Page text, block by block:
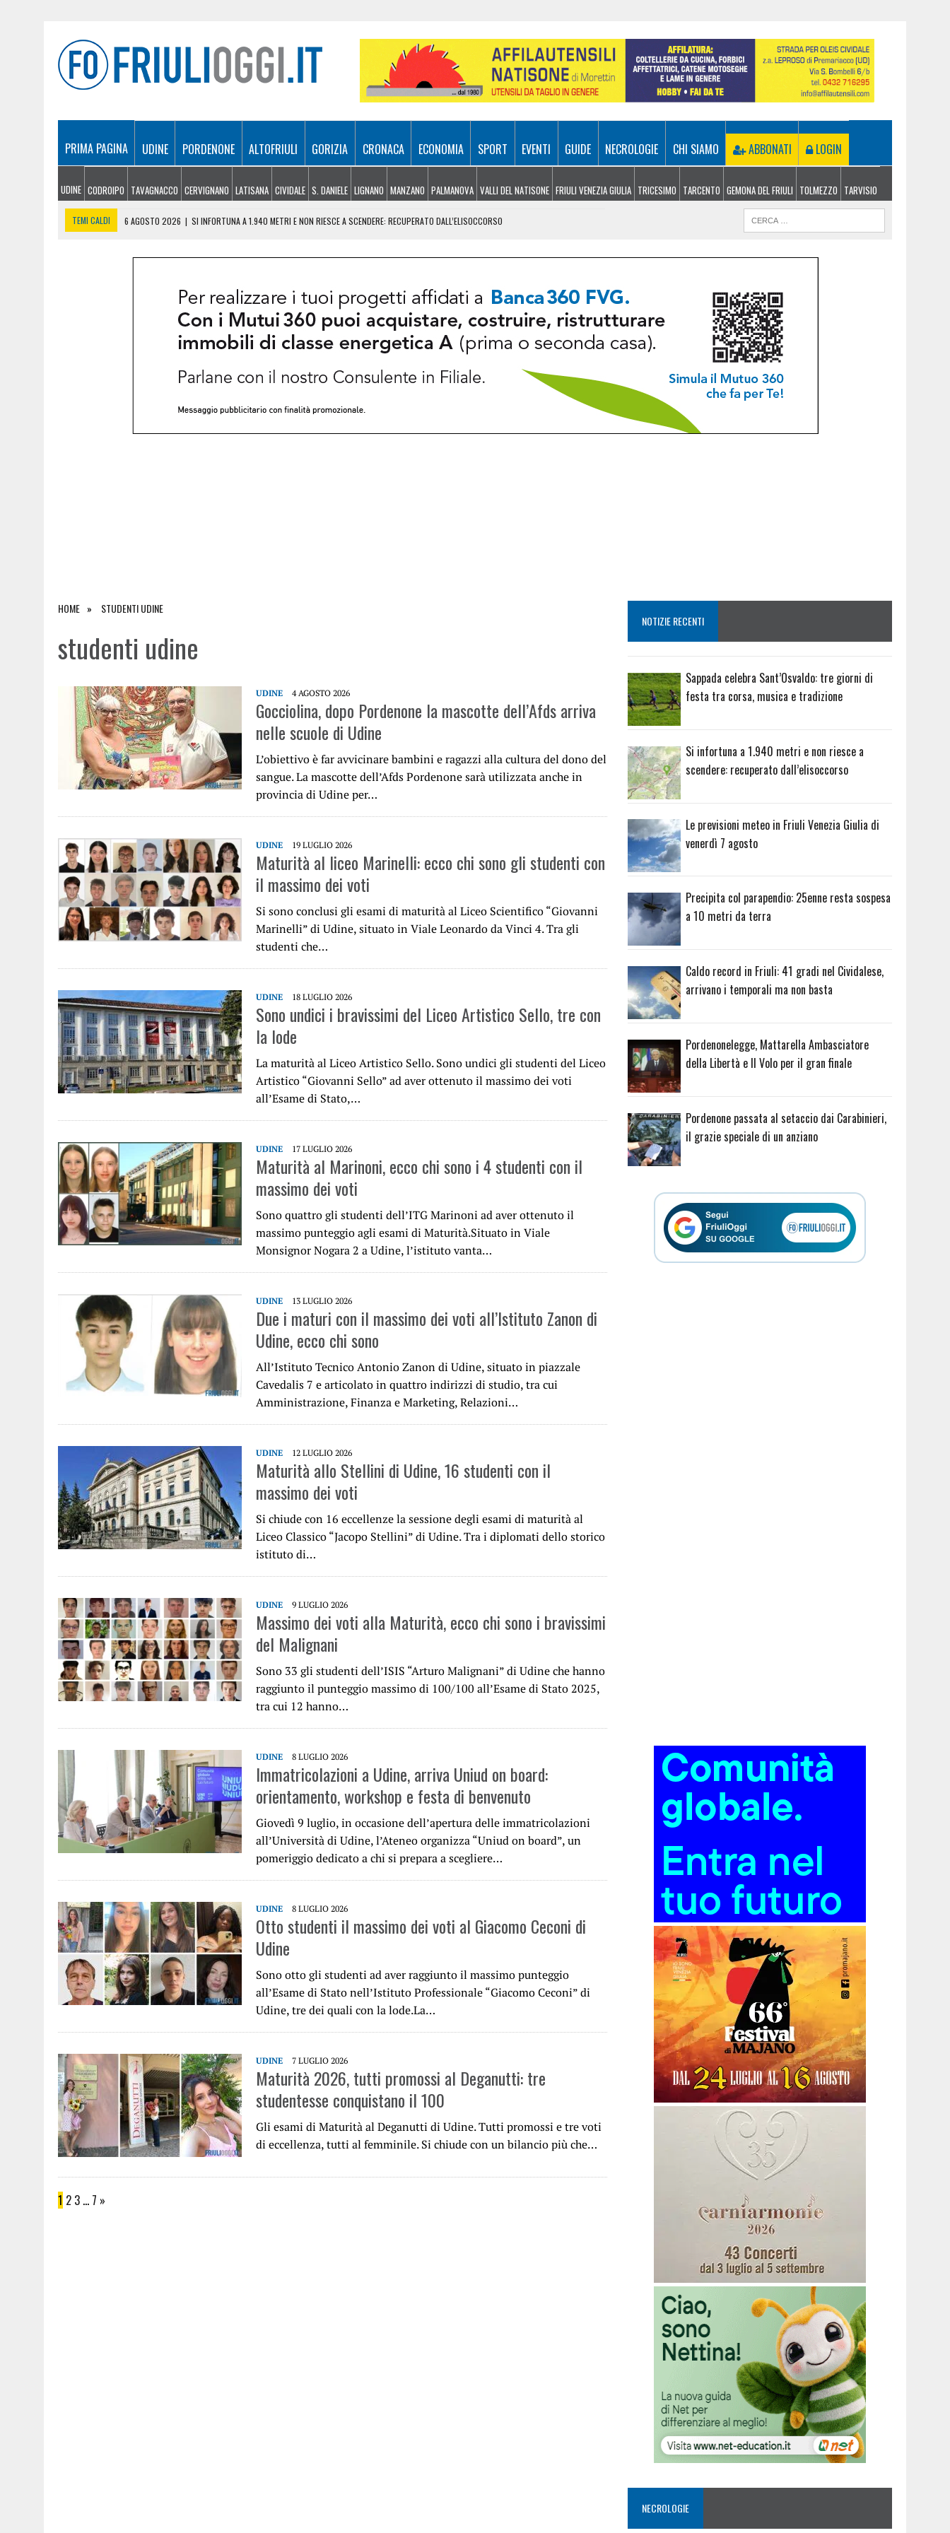
PRIMA PAGINA UDINE PORDENONE ALTOFRIULI GORIZIA CRONACA ECONOMIA SPORT EVENTI GUIDE NECROLOGIE CHI SIAMO ABBONATI LOGIN
UDINE CODROIPO TAVAGNACCO CERVIGNANO LATISANA CIVIDALE S. DANIELE LIGNANO MANZANO PALMANOVA VALLI DEL NATISONE FRIULI VENEZIA GIULIA TRICESIMO TARCENTO GEMONA DEL FRIULI TOLMEZZO TARVISIO
TEMI CALDI 6 AGOSTO 2026 | SI INFORTUNA A 1.940 METRI E NON RIESCE A SCENDERE: RECUPERATO DALL’ELISOCCORSO
CALDO RECORD IN FRIULI: 41 GRADI NEL CIVIDALESE, ARRIVANO I TEMPORALI MA NON BASTA
SAPPADA CELEBRA SANT’OSVALDO: TRE GIORNI DI FESTA TRA CORSA, MUSICA E TRADIZIONE
HOME STUDENTI UDINE
studenti udine
UDINE 4 AGOSTO 2026
Gocciolina, dopo Pordenone la mascotte dell’Afds arriva
nelle scuole di Udine
L’obiettivo è far avvicinare bambini e ragazzi alla cultura del dono del
sangue. La mascotte dell’Afds Pordenone sarà utilizzata anche in
provincia di Udine per…
UDINE 19 LUGLIO 2026
Maturità al liceo Marinelli: ecco chi sono gli studenti con
il massimo dei voti
Si sono conclusi gli esami di maturità al Liceo Scientifico “Giovanni
Marinelli” di Udine, situato in Viale Leonardo da Vinci 4. Tra gli
studenti che…
UDINE 18 LUGLIO 2026
Sono undici i bravissimi del Liceo Artistico Sello, tre con
la lode
La maturità al Liceo Artistico Sello. Sono undici gli studenti del Liceo
Artistico “Giovanni Sello” ad aver ottenuto il massimo dei voti
all’Esame di Stato,…
UDINE 17 LUGLIO 2026
Maturità al Marinoni, ecco chi sono i 4 studenti con il
massimo dei voti
Sono quattro gli studenti dell’ITG Marinoni ad aver ottenuto il
massimo punteggio agli esami di Maturità.Situato in Viale
Monsignor Nogara 2 a Udine, l’istituto vanta…
UDINE 13 LUGLIO 2026
Due i maturi con il massimo dei voti all’Istituto Zanon di
Udine, ecco chi sono
All’Istituto Tecnico Antonio Zanon di Udine, situato in piazzale
Cavedalis 7 e articolato in quattro indirizzi di studio, tra cui
Amministrazione, Finanza e Marketing, Relazioni…
UDINE 12 LUGLIO 2026
Maturità allo Stellini di Udine, 16 studenti con il
massimo dei voti
Si chiude con 16 eccellenze la sessione degli esami di maturità al
Liceo Classico “Jacopo Stellini” di Udine. Tra i diplomati dello storico
istituto di…
UDINE 9 LUGLIO 2026
Massimo dei voti alla Maturità, ecco chi sono i bravissimi
del Malignani
Sono 33 gli studenti dell’ISIS “Arturo Malignani” di Udine che hanno
raggiunto il punteggio massimo di 100/100 all’Esame di Stato 2025,
tra cui 12 hanno…
UDINE 8 LUGLIO 2026
Immatricolazioni a Udine, arriva Uniud on board:
orientamento, workshop e festa di benvenuto
Giovedì 9 luglio, in occasione dell’apertura delle immatricolazioni
all’Università di Udine, l’Ateneo organizza “Uniud on board”, un
pomeriggio dedicato a chi si prepara a scegliere…
UDINE 8 LUGLIO 2026
Otto studenti il massimo dei voti al Giacomo Ceconi di
Udine
Sono otto gli studenti ad aver raggiunto il massimo punteggio
all’Esame di Stato nell’Istituto Professionale “Giacomo Ceconi” di
Udine, tre dei quali con la lode.La…
UDINE 7 LUGLIO 2026
Maturità 2026, tutti promossi al Deganutti: tre
studentesse conquistano il 100
Gli esami di Maturità al Deganutti di Udine. Tutti promossi e tre voti
di eccellenza, tutti al femminile. Si chiude con un bilancio più che…
1 2 3 … 7 »
NOTIZIE RECENTI
Sappada celebra Sant’Osvaldo: tre giorni di
festa tra corsa, musica e tradizione
Si infortuna a 1.940 metri e non riesce a
scendere: recuperato dall’elisoccorso
Le previsioni meteo in Friuli Venezia Giulia di
venerdì 7 agosto
Precipita col parapendio: 25enne resta sospesa
a 10 metri da terra
Caldo record in Friuli: 41 gradi nel Cividalese,
arrivano i temporali ma non basta
Pordenonelegge, Mattarella Ambasciatore
della Libertà e Il Volo per il gran finale
Pordenone passata al setaccio dai Carabinieri,
il grazie speciale di un anziano
NECROLOGIE